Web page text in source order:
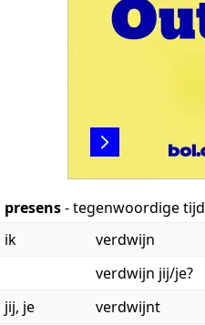
presens- tegenwoordige tijd
ik
verdwijn
verdwijn jij/je?
jij, je
verdwijnt